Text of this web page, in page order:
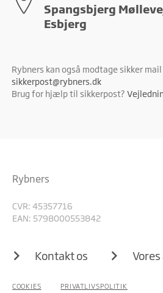
Spangsbjerg
Esbjerg
Rybners kan også modtage sikker
sikkerpost@rybners.dk
Brug for hjælp til sikkerpost?
Rybners
CVR: 45357716
EAN: 5798000553842
Kontakt os
COOKIES PRIVATLIVSPOLITIK